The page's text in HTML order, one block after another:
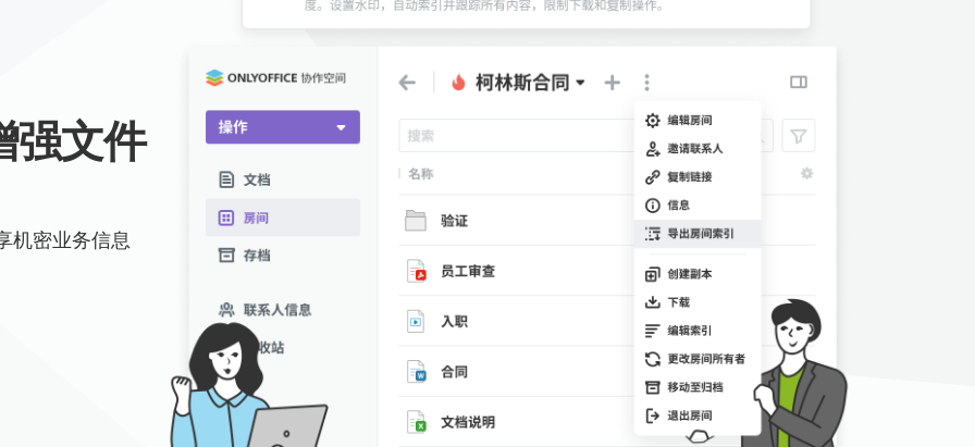
强文件
机密业务信息